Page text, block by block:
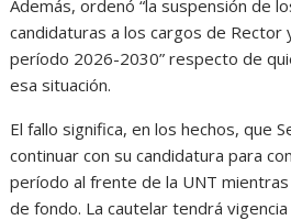
Además, ordenó “la suspensión de
candidaturas a los cargos de Rector
período 2026-2030” respecto de
esa situación.
El fallo significa, en los hechos, que
continuar con su candidatura para
período al frente de la UNT
de fondo. La cautelar tendrá